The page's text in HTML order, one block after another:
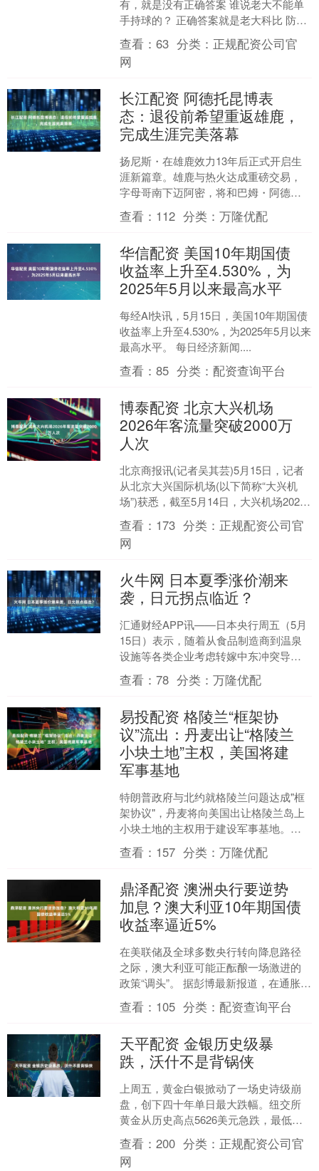
有，就是没有正确答案 谁说老大不能单
手持球的？ 正确答案就是老大科比 防守
的是狂人斯普雷维尔 好了，马上开始今
天的竞猜，这个我....
查看：63 分类： 正规配资公司官
网
长江配资 阿德托昆博表
态：退役前希望重返雄鹿，
完成生涯完美落幕
扬尼斯・在雄鹿效力13年后正式开启生
涯新篇章。雄鹿与热火达成重磅交易，
字母哥南下迈阿密，将和巴姆・阿德巴
约组成极具统治力的内线组合。 这场转
会拉锯持续了将近一年....
查看： 112 分类：万隆优配
华信配资 美国10年期国债
收益率上升至4.530%，为
2025年5月以来最高水平
每经AI快讯，5月15日，美国10年期国债
收益率上升至4.530%，为2025年5月以来
最高水平。 每日经济新闻....
查看：85 分类：配资查询平台
博泰配资 北京大兴机场
2026年客流量突破2000万
人次
北京商报讯(记者吴其芸)5月15日，记者
从北京大兴国际机场(以下简称“大兴机
场”)获悉，截至5月14日，大兴机场2026
年累计迎送进出港旅客2012.05万人次....
查看： 173 分类： 正规配资公司官
网
火牛网 日本夏季涨价潮来
袭，日元拐点临近？
汇通财经APP讯——日本央行周五（5月
15日）表示，随着从食品制造商到温泉
设施等各类企业考虑转嫁中东冲突导致
的能源成本飙升，日本可能在夏季前后
迎来另一轮广泛的价....
查看：78 分类：万隆优配
易投配资 格陵兰“框架协
议”流出：丹麦出让“格陵兰
小块土地”主权，美国将建
军事基地
特朗普政府与北约就格陵兰问题达成"框
架协议"，丹麦将向美国出让格陵兰岛上
小块土地的主权用于建设军事基地。这
一安排避免了美国对欧洲加征关税的威
胁。....
查看： 157 分类：万隆优配
鼎泽配资 澳洲央行要逆势
加息？澳大利亚10年期国债
收益率逼近5%
在美联储及全球多数央行转向降息路径
之际，澳大利亚可能正酝酿一场激进的
政策“调头”。 据彭博最新报道，在通胀居
高不下和劳动力市场强劲的驱动下，经
济学家普遍预计澳洲....
查看： 105 分类：配资查询平台
天平配资 金银历史级暴
跌，沃什不是背锅侠
上周五，黄金白银掀动了一场史诗级崩
盘，创下四十年单日最大跌幅。纽交所
黄金从历史高点5626美元急跌，最低触
及4700美元；白银波动更为剧烈，盘中
振幅高达38%，....
查看：200 分类： 正规配资公司官
网